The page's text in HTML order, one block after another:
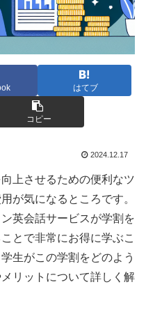
はてブ
コピー
2024.12.17
上させるための便利なツ
が気になるところです。
英会話サービスが学割を
とで非常にお得に学ぶこ
生がこの学割をどのよう
リットについて詳しく解